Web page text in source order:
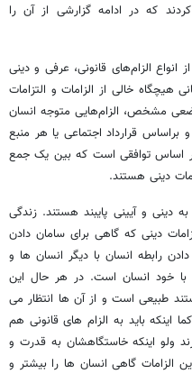
که در ادامه گزارشی از آن را
الزام‌های قانونی، عرفی و دینی
هیچگاه خالی از الزامات و التزامات
مشخص، الزام‌هایی متوجه انسان
قرارداد اجتماعی یا هر منبع
اساس توافقی است که بین یک جمع
دینی هستند.
دینی و آیینی پایبند هستند. زندگی
دینی که گاهی برای سامان دادن
رابطه انسان با دیگر انسان ها و
با خود انسان است. در هر حال این
طبیعی است و از آن ها انتظار می
اینکه باید به الزام های قانونی هم
ولو اینکه خاستگاهشان به قدرت و
الزامات گاهی انسان ها را بیشتر و